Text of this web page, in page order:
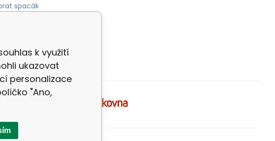
spacák
karimatku
k využití
ukazovat
personalizace
"Ano,